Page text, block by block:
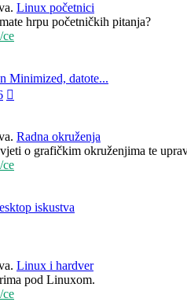
Linux početnici
hrpu početničkih pitanja?
ce
Minimized, datote...
Radna okruženja
o grafičkim okruženjima te
ce
iskustva
Linux i hardver
pod Linuxom.
ce